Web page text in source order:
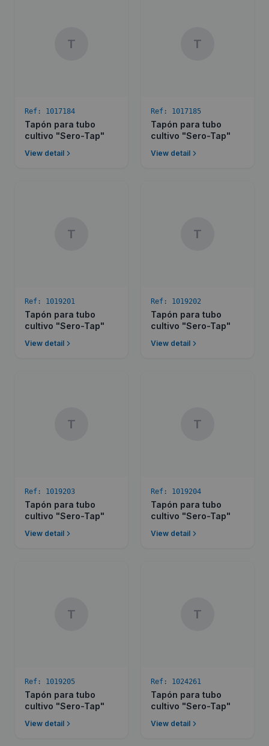
T
Ref: 1017184
Tapón para tubo
cultivo "Sero-Tap"
View detail
T
Ref: 1017185
Tapón para tubo
cultivo "Sero-Tap"
View detail
T
Ref: 1019201
Tapón para tubo
cultivo "Sero-Tap"
View detail
T
Ref: 1019202
Tapón para tubo
cultivo "Sero-Tap"
View detail
T
Ref: 1019203
Tapón para tubo
cultivo "Sero-Tap"
View detail
T
Ref: 1019204
Tapón para tubo
cultivo "Sero-Tap"
View detail
T
Ref: 1019205
Tapón para tubo
cultivo "Sero-Tap"
View detail
T
Ref: 1024261
Tapón para tubo
cultivo "Sero-Tap"
View detail